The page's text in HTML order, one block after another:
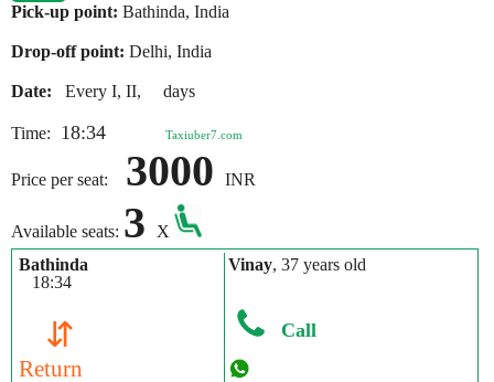
Pick-up point: Bathinda, India
Drop-off point: Delhi, India
Date: Every I, II, days
Time: 18:34 Taxiuber7.com
Price per seat: 3000 INR
Available seats: 3
X
Bathinda
18:34
⇵
Return
Vinay, 37 years old
Call